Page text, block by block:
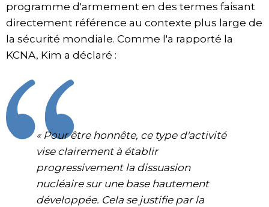
programme d'armement en des termes faisant
directement référence au contexte plus large de
la sécurité mondiale. Comme l'a rapporté la
KCNA, Kim a déclaré :
« Pour être honnête, ce type d'activité
vise clairement à établir
progressivement la dissuasion
nucléaire sur une base hautement
développée. Cela se justifie par la